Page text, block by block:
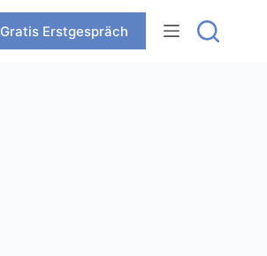
Gratis Erstgespräch